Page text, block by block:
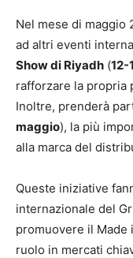
Nel mese di maggio
ad altri eventi
Show di Riyadh (12-
rafforzare la propria
Inoltre, prenderà
maggio), la più
alla marca del
Queste iniziative
internazionale del
promuovere il Made
ruolo in mercati